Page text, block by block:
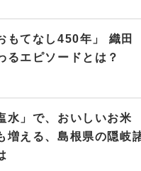
もてなし450年」 織田
るエピソードとは？
水」で、おいしいお米
増える、島根県の隠岐